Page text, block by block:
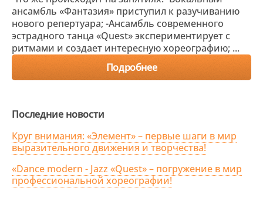
ансамбль «Фантазия» приступил к разучиванию
нового репертуара; -Ансамбль современного
эстрадного танца «Quest» экспериментирует с
ритмами и создает интересную хореографию; ...
Подробнее
Последние новости
Круг внимания: «Элемент» – первые шаги в мир
выразительного движения и творчества!
«Dance modern - Jazz «Quest» – погружение в мир
профессиональной хореографии!